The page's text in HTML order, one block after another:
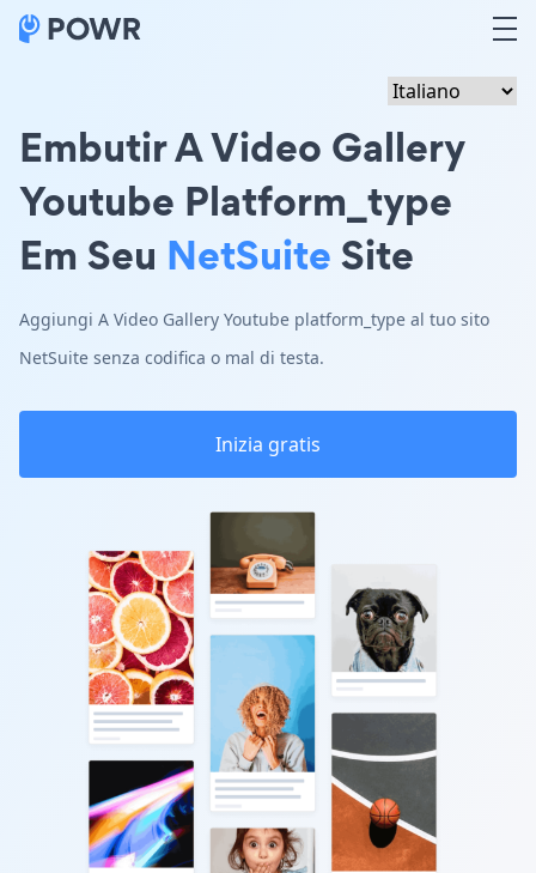
Embutir A Video Gallery
Youtube Platform_type
Em Seu NetSuiteSite
Aggiungi A Video Gallery Youtube platform_type al tuo sito
NetSuite senza codifica o mal di testa.
Inizia gratis